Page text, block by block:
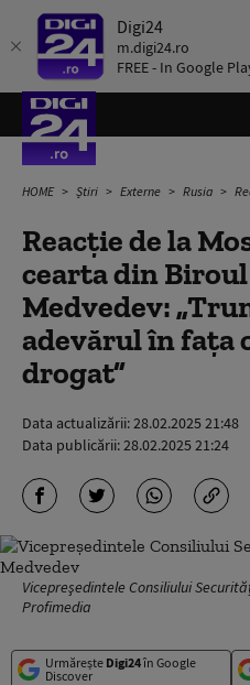
Digi24
m.digi24.ro
FREE - In Google
HOME Știri Externe Rusia
Reacție de la
cearta din
Medvedev:
adevărul în faţa
drogat”
Data actualizării:28.02.2025 21:48
Data publicării:28.02.2025 21:24
Vicepreşedintele Consiliului
Profimedia
Urmărește Digi24în Google
Discover